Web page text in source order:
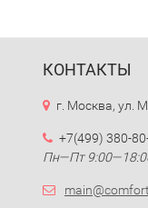
КОНТАКТЫ
г. Москва, ул.
+7(499) 380-
Пн—Пт